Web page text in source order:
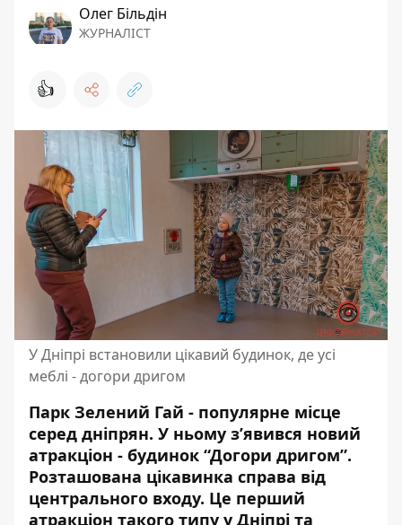
Олег Більдін
ЖУРНАЛІСТ
👍
У Дніпрі встановили цікавий будинок, де усі
меблі - догори дригом
Парк Зелений Гай - популярне місце
серед дніпрян. У ньому з’явився новий
атракціон - будинок “Догори дригом”.
Розташована цікавинка справа від
центрального входу. Це перший
атракціон такого типу у Дніпрі та